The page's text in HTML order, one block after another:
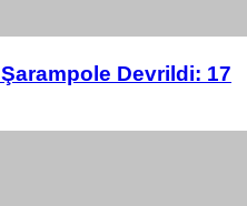
Devrildi: 17